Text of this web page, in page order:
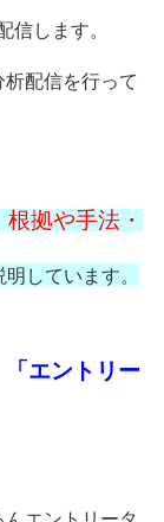
信します。
析配信を行って
根拠や手法・
しています。
「エントリー